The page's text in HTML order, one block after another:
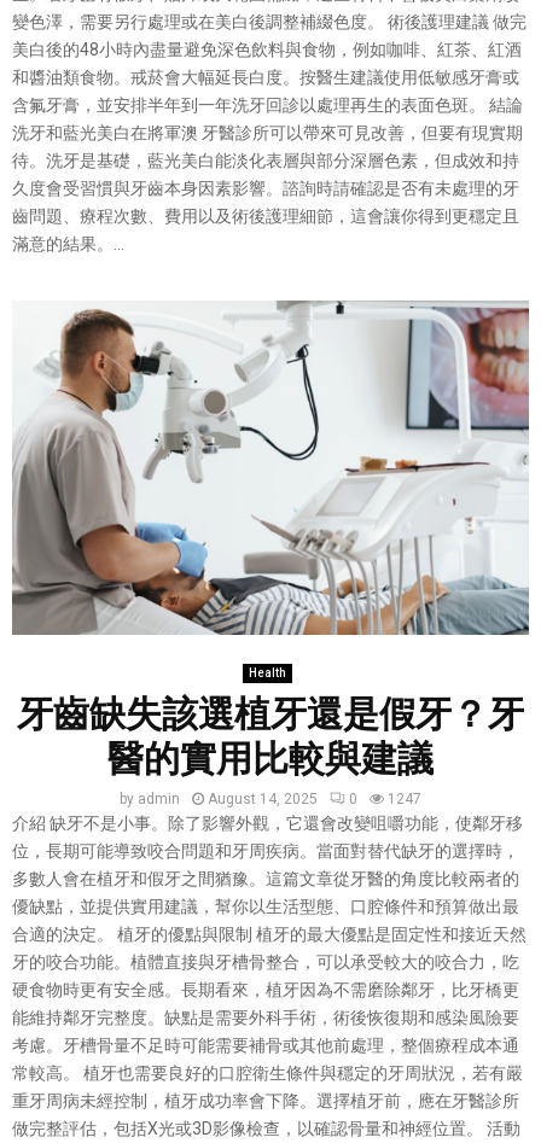
變色澤，需要另行處理或在美白後調整補綴色度。 術後護理建議 做完
美白後的48小時內盡量避免深色飲料與食物，例如咖啡、紅茶、紅酒
和醬油類食物。戒菸會大幅延長白度。按醫生建議使用低敏感牙膏或
含氟牙膏，並安排半年到一年洗牙回診以處理再生的表面色斑。 結論
洗牙和藍光美白在將軍澳 牙醫診所可以帶來可見改善，但要有現實期
待。洗牙是基礎，藍光美白能淡化表層與部分深層色素，但成效和持
久度會受習慣與牙齒本身因素影響。諮詢時請確認是否有未處理的牙
齒問題、療程次數、費用以及術後護理細節，這會讓你得到更穩定且
滿意的結果。...
Health
牙齒缺失該選植牙還是假牙？牙
醫的實用比較與建議
by admin August 14, 2025 0 1247
介紹 缺牙不是小事。除了影響外觀，它還會改變咀嚼功能，使鄰牙移
位，長期可能導致咬合問題和牙周疾病。當面對替代缺牙的選擇時，
多數人會在植牙和假牙之間猶豫。這篇文章從牙醫的角度比較兩者的
優缺點，並提供實用建議，幫你以生活型態、口腔條件和預算做出最
合適的決定。 植牙的優點與限制 植牙的最大優點是固定性和接近天然
牙的咬合功能。植體直接與牙槽骨整合，可以承受較大的咬合力，吃
硬食物時更有安全感。長期看來，植牙因為不需磨除鄰牙，比牙橋更
能維持鄰牙完整度。缺點是需要外科手術，術後恢復期和感染風險要
考慮。牙槽骨量不足時可能需要補骨或其他前處理，整個療程成本通
常較高。 植牙也需要良好的口腔衛生條件與穩定的牙周狀況，若有嚴
重牙周病未經控制，植牙成功率會下降。選擇植牙前，應在牙醫診所
做完整評估，包括X光或3D影像檢查，以確認骨量和神經位置。 活動